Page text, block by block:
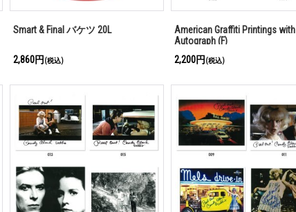
Smart & Final バケツ 20L
2,860円 (税込)
American Graffiti Printings with
Autograph (F)
2,200円 (税込)